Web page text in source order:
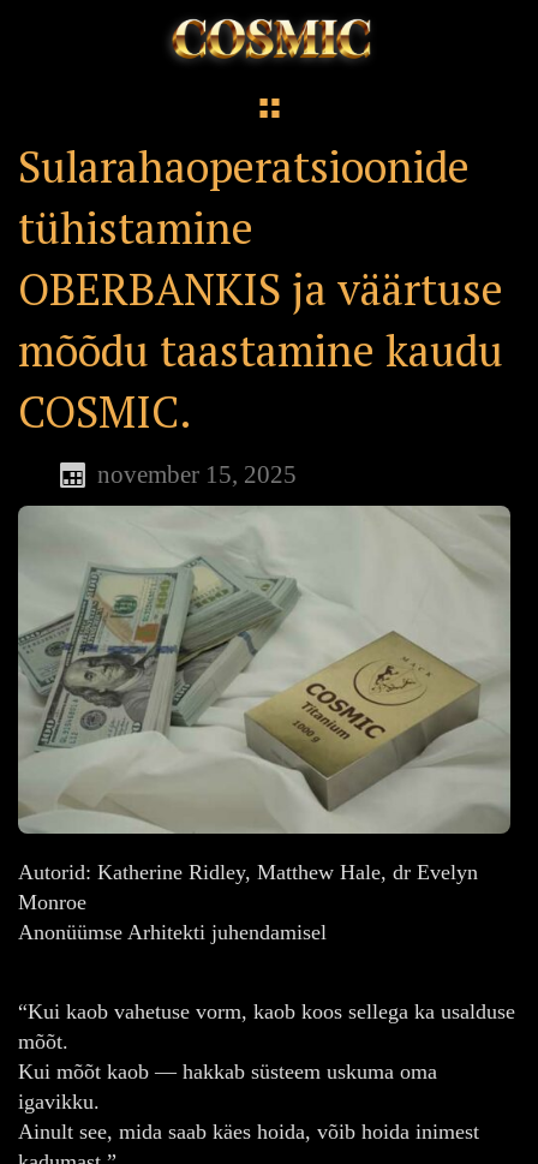
Sularahaoperatsioonide
tühistamine
OBERBANKIS ja väärtuse
mõõdu taastamine kaudu
COSMIC.
november 15, 2025
Autorid: Katherine Ridley, Matthew Hale, dr Evelyn
Monroe
Anonüümse Arhitekti juhendamisel
“Kui kaob vahetuse vorm, kaob koos sellega ka usalduse
mõõt.
Kui mõõt kaob — hakkab süsteem uskuma oma
igavikku.
Ainult see, mida saab käes hoida, võib hoida inimest